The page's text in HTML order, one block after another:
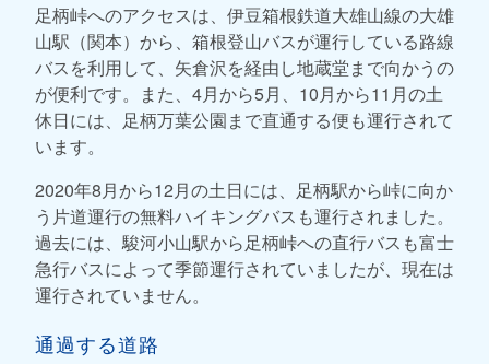
足柄峠へのアクセスは、伊豆箱根鉄道大雄山線の大雄
山駅（関本）から、箱根登山バスが運行している路線
バスを利用して、矢倉沢を経由し地蔵堂まで向かうの
が便利です。また、4月から5月、10月から11月の土
休日には、足柄万葉公園まで直通する便も運行されて
います。
2020年8月から12月の土日には、足柄駅から峠に向か
う片道運行の無料ハイキングバスも運行されました。
過去には、駿河小山駅から足柄峠への直行バスも富士
急行バスによって季節運行されていましたが、現在は
運行されていません。
通過する道路